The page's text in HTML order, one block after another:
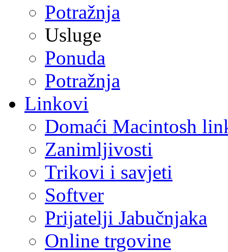
Potražnja
Usluge
Ponuda
Potražnja
Linkovi
Domaći Macintosh
Zanimljivosti
Trikovi i savjeti
Softver
Prijatelji Jabučnjaka
Online trgovine